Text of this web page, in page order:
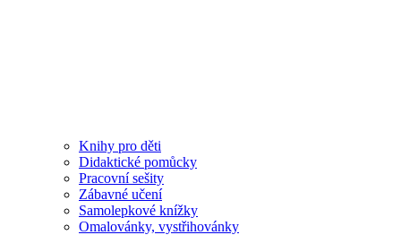
Knihy pro děti
Didaktické pomůcky
Pracovní sešity
Zábavné učení
Samolepkové knížky
Omalovánky, vystřihovánky